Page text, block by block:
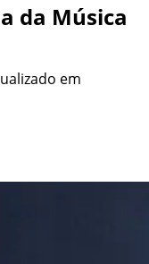
da Música
em